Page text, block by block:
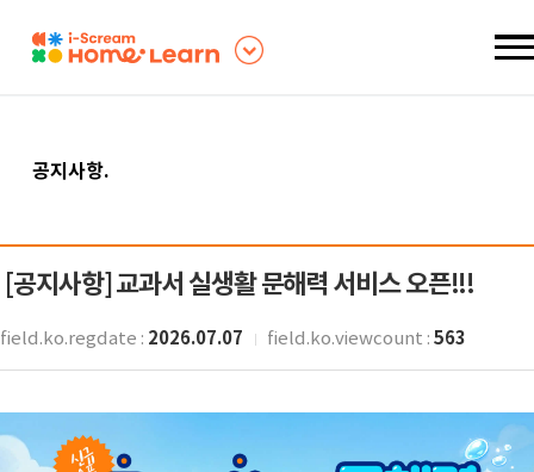
공지사항.
[공지사항] 교과서 실생활 문해력 서비스 오픈!!!
field.ko.regdate : 2026.07.07 field.ko.viewcount : 563